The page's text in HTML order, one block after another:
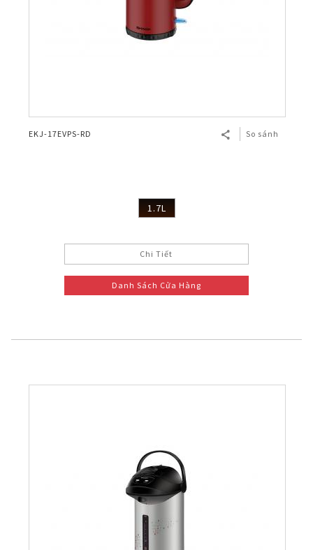
EKJ-17EVPS-RD So sánh
1.7L
Chi Tiết
Danh Sách Cửa Hàng